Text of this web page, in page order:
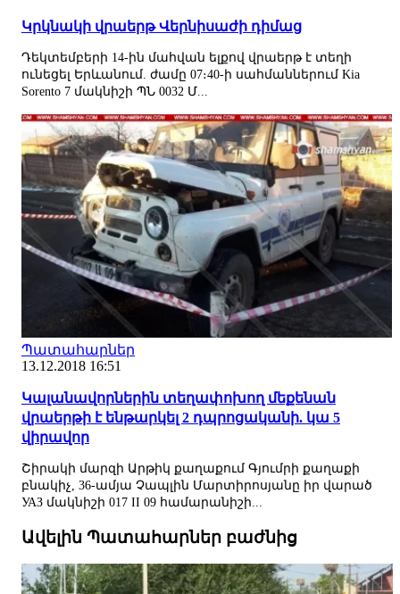
Կրկնակի վրաերթ Վերնիսաժի դիմաց
Դեկտեմբերի 14-ին մահվան ելքով վրաերթ է տեղի
ունեցել Երևանում. ժամը 07։40-ի սահմաններում Kia
Sorento 7 մակնիշի ՊՆ 0032 Մ...
Պատահարներ
13.12.2018 16:51
Կալանավորներին տեղափոխող մեքենան
վրաերթի է ենթարկել 2 դպրոցականի. կա 5
վիրավոր
Շիրակի մարզի Արթիկ քաղաքում Գյումրի քաղաքի
բնակիչ, 36-ամյա Չապլին Մարտիրոսյանը իր վարած
УАЗ մակնիշի 017 II 09 համարանիշի...
Ավելին Պատահարներ բաժնից